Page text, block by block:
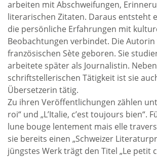
arbeiten mit Abschweifungen,
literarischen Zitaten. Daraus entsteht
die persönliche Erfahrungen mit
Beobachtungen verbindet. Die Autorin
französischen Sète geboren. Sie
arbeitete später als Journalistin.
schriftstellerischen Tätigkeit ist sie
Übersetzerin tätig.
Zu ihren Veröffentlichungen zählen
roi“ und „L’Italie, c’est toujours bien“.
lune bouge lentement mais elle
sie bereits einen „Schweizer
jüngstes Werk trägt den Titel „Le petit